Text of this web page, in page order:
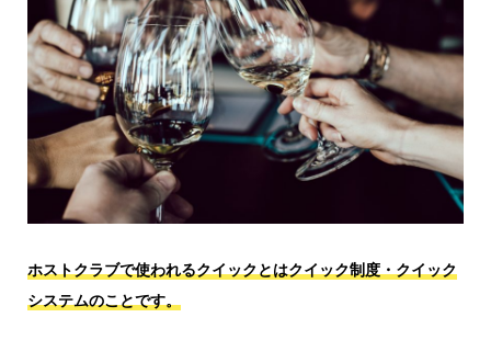
ホストクラブで使われるクイックとはクイック制度・クイック
システムのことです。